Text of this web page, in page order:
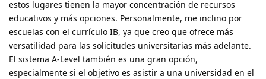
estos lugares tienen la mayor concentración de recursos
educativos y más opciones. Personalmente, me inclino por
escuelas con el currículo IB, ya que creo que ofrece más
versatilidad para las solicitudes universitarias más adelante.
El sistema A-Level también es una gran opción,
especialmente si el objetivo es asistir a una universidad en el